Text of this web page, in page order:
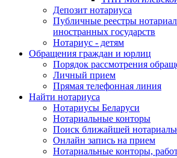
Депозит нотариуса
Публичные реестры
иностранных государств
Нотариус - детям
Обращения граждан и юрлиц
Порядок рассмотрения
Личный прием
Прямая телефонная линия
Найти нотариуса
Нотариусы Беларуси
Нотариальные конторы
Поиск ближайшей
Онлайн запись на прием
Нотариальные конторы,